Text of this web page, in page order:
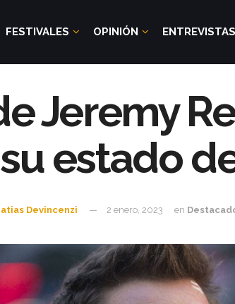
FESTIVALES OPINIÓN ENTREVISTAS
Jeremy
su estado
Devincenzi 2 enero, 2023 en